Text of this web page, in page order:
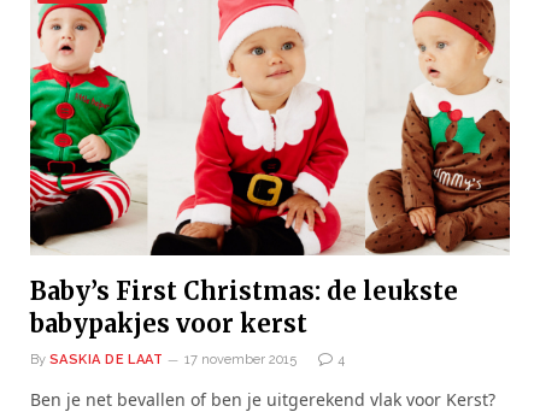
Baby’s First Christmas: de leukste
babypakjes voor kerst
By SASKIA DE LAAT 17 november 2015 4
Ben je net bevallen of ben je uitgerekend vlak voor Kerst?